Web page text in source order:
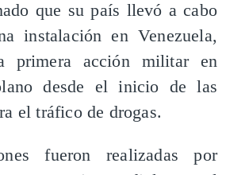
que su país llevó a cabo
instalación en Venezuela,
primera acción militar en
desde el inicio de las
el tráfico de drogas.
fueron realizadas por